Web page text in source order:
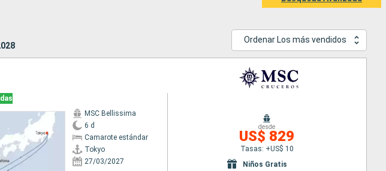
Ordenar Los más vendidos
MSC Bellissima
6 d
Camarote estándar
Tokyo
27/03/2027
desde
US$ 829
Tasas: +US$ 10
Niños Gratis